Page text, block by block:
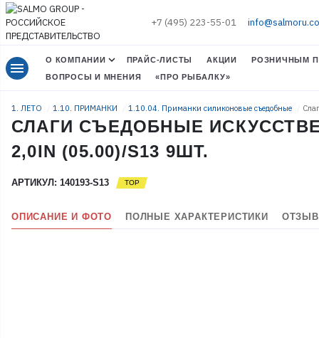
+7 (495) 223-55-01
menu О КОМПАНИИ ПРАЙС-ЛИСТЫ АКЦИИ
РОЗНИЧНЫМ
ВОПРОСЫ И МНЕНИЯ
«ПРО РЫБАЛКУ»
1. ЛЕТО 1.10. ПРИМАНКИ 1.10.04. Приманки силиконовые съедобные
СЛАГИ СЪЕДОБНЫЕ
2,0IN (05.00)/S13 9ШТ.
АРТИКУЛ: 140193-S13
ОПИСАНИЕ И ФОТО ПОЛНЫЕ ХАРАКТЕРИСТИКИ